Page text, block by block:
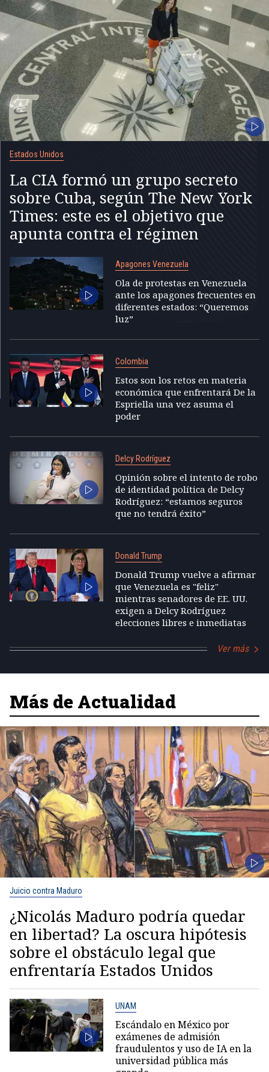
Estados Unidos
La CIA formó un grupo secreto
sobre Cuba, según The New York
Times: este es el objetivo que
apunta contra el régimen
Apagones Venezuela
Ola de protestas en Venezuela
ante los apagones frecuentes en
diferentes estados: “Queremos
luz”
Colombia
Estos son los retos en materia
económica que enfrentará De la
Espriella una vez asuma el
poder
Delcy Rodríguez
Opinión sobre el intento de robo
de identidad política de Delcy
Rodríguez: “estamos seguros
que no tendrá éxito”
Donald Trump
Donald Trump vuelve a afirmar
que Venezuela es "feliz"
mientras senadores de EE. UU.
exigen a Delcy Rodríguez
elecciones libres e inmediatas
Ver más
Más de Actualidad
Juicio contra Maduro
¿Nicolás Maduro podría quedar
en libertad? La oscura hipótesis
sobre el obstáculo legal que
enfrentaría Estados Unidos
UNAM
Escándalo en México por
exámenes de admisión
fraudulentos y uso de IA en la
universidad pública más